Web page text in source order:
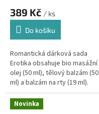
389 Kč / ks
Do košíku
Romantická dárková sada
Erotika obsahuje bio masážní
olej (50 ml), tělový balzám (50
ml) a balzám na rty (19 ml).
Smyslná afrodiziakální vůně
ylang-ylangu, bergamotu a...
Novinka